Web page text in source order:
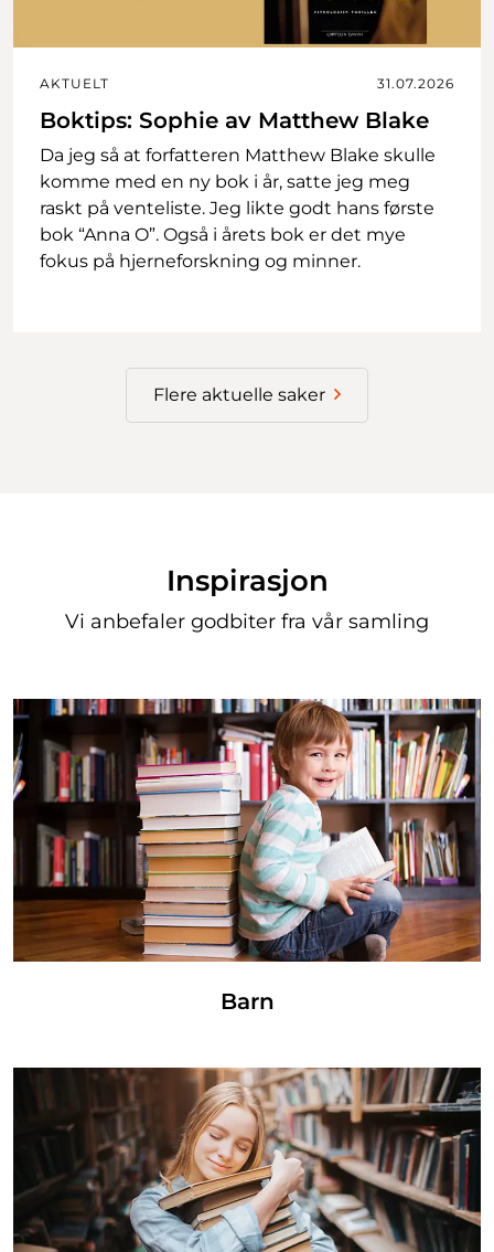
AKTUELT 31.07.2026
Boktips: Sophie av Matthew Blake
Da jeg så at forfatteren Matthew Blake skulle
komme med en ny bok i år, satte jeg meg
raskt på venteliste. Jeg likte godt hans første
bok “Anna O”. Også i årets bok er det mye
fokus på hjerneforskning og minner.
Flere aktuelle saker
Inspirasjon
Vi anbefaler godbiter fra vår samling
Barn